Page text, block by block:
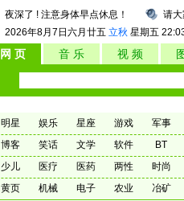
请
夜深了 ! 注意身体早点休息！
2026年8月7日 六月廿五 立秋 星期五
网 页 音 乐 视 频
明星 娱乐 星座 游戏
军事
博客 笑话 文学 软件
BT
少儿 医疗 医药 两性
时尚
黄页 机械 电子 农业 冶矿